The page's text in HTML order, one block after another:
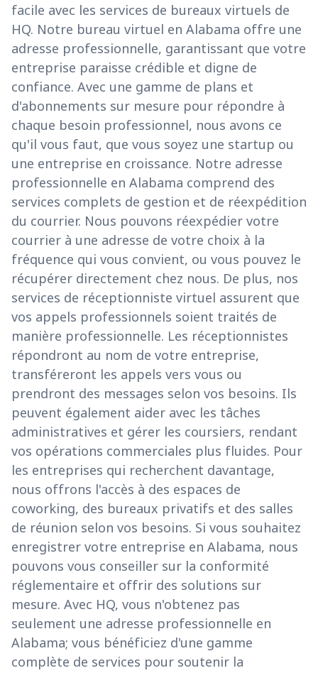
facile avec les services de bureaux virtuels de
HQ. Notre bureau virtuel en Alabama offre une
adresse professionnelle, garantissant que votre
entreprise paraisse crédible et digne de
confiance. Avec une gamme de plans et
d'abonnements sur mesure pour répondre à
chaque besoin professionnel, nous avons ce
qu'il vous faut, que vous soyez une startup ou
une entreprise en croissance. Notre adresse
professionnelle en Alabama comprend des
services complets de gestion et de réexpédition
du courrier. Nous pouvons réexpédier votre
courrier à une adresse de votre choix à la
fréquence qui vous convient, ou vous pouvez le
récupérer directement chez nous. De plus, nos
services de réceptionniste virtuel assurent que
vos appels professionnels soient traités de
manière professionnelle. Les réceptionnistes
répondront au nom de votre entreprise,
transféreront les appels vers vous ou
prendront des messages selon vos besoins. Ils
peuvent également aider avec les tâches
administratives et gérer les coursiers, rendant
vos opérations commerciales plus fluides. Pour
les entreprises qui recherchent davantage,
nous offrons l'accès à des espaces de
coworking, des bureaux privatifs et des salles
de réunion selon vos besoins. Si vous souhaitez
enregistrer votre entreprise en Alabama, nous
pouvons vous conseiller sur la conformité
réglementaire et offrir des solutions sur
mesure. Avec HQ, vous n'obtenez pas
seulement une adresse professionnelle en
Alabama; vous bénéficiez d'une gamme
complète de services pour soutenir la